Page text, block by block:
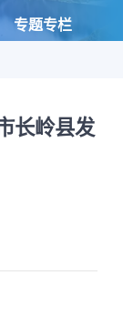
专题专栏
长岭县发